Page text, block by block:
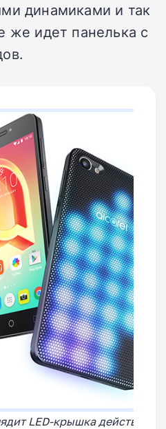
динамиками и так
же идет панелька с
LED-крышка